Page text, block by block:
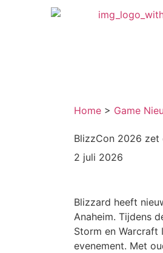
Home > Game
BlizzCon 2026
2 juli 2026
Blizzard heeft
Anaheim. Tijdens
Storm en Warcraft
evenement. Met